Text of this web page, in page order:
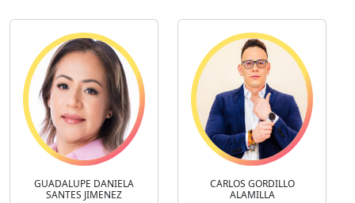
GUADALUPE DANIELA
SANTES JIMENEZ
CARLOS GORDILLO
ALAMILLA